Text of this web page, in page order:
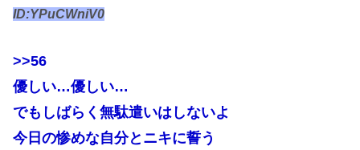
ID:YPuCWniV0
>>56
優しい…優しい…
でもしばらく無駄遣いはしないよ
今日の惨めな自分とニキに誓う